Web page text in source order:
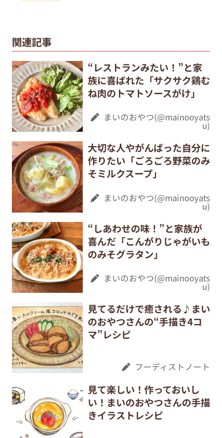
関連記事
“レストランみたい！”と家
族に喜ばれた「サクサク鶏む
ね肉のトマトソースがけ」
まいのおやつ(@mainooyats
u)
大切な人やがんばった自分に
作りたい「ごろごろ野菜のみ
そミルクスープ」
まいのおやつ(@mainooyats
u)
“しあわせの味！”と家族が
喜んだ「こんがりじゃがいも
のみそグラタン」
まいのおやつ(@mainooyats
u)
見てるだけで癒される♪まい
のおやつさんの“手描き4コ
マ”レシピ
フーディストノート
見て楽しい！作っておいし
い！まいのおやつさんの手描
きイラストレシピ